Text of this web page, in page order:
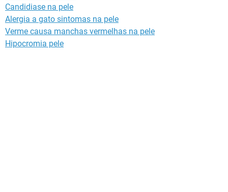
Candidiase na pele
Alergia a gato sintomas na pele
Verme causa manchas vermelhas na pele
Hipocromia pele